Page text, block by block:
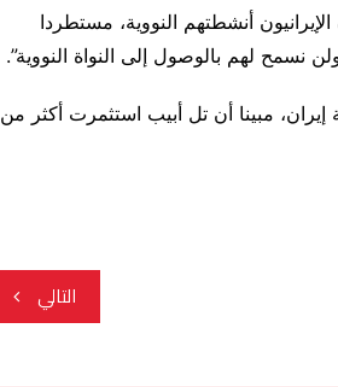
أنشطتهم النووية، مستطردا
نسمح لهم بالوصول إلى النواة النووية”.
مبينا أن تل أبيب استثمرت أكثر من
التالي